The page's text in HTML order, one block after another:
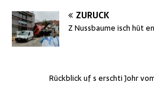
ZURÜCK
Z Nussbaume isch hüt
Rückblick uf s erschti Johr